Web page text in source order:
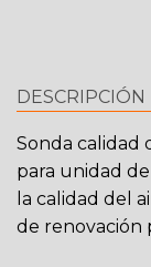
DESCRIPCIÓN
Sonda calidad
para unidad
la calidad del
de renovación